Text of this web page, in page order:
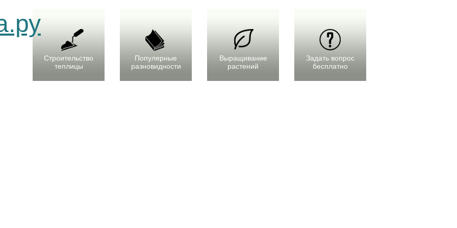
Строительство
теплицы
Популярные
разновидности
Выращивание
растений
Задать вопрос
бесплатно